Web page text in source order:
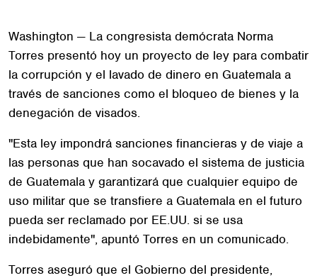
Washington — La congresista demócrata Norma
Torres presentó hoy un proyecto de ley para combatir
la corrupción y el lavado de dinero en Guatemala a
través de sanciones como el bloqueo de bienes y la
denegación de visados.
"Esta ley impondrá sanciones financieras y de viaje a
las personas que han socavado el sistema de justicia
de Guatemala y garantizará que cualquier equipo de
uso militar que se transfiere a Guatemala en el futuro
pueda ser reclamado por EE.UU. si se usa
indebidamente", apuntó Torres en un comunicado.
Torres aseguró que el Gobierno del presidente,